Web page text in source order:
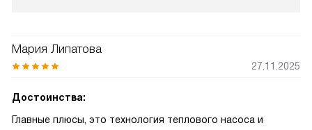
Мария Липатова
27.11.2025
Достоинства:
Главные плюсы, это технология теплового насоса и